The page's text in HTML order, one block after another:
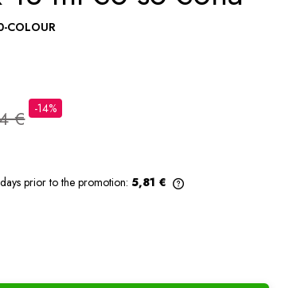
COLOUR
€ -14%
prior to the promotion: 5,81 €